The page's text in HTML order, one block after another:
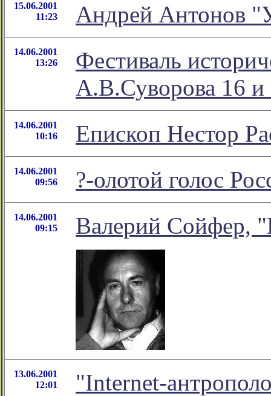
15.06.2001
11:23
Андрей Антонов
14.06.2001
13:26
Фестиваль
А.В.Суворова 16 и
14.06.2001
10:16
Епископ Нестор
14.06.2001
09:56
?-олотой голос
14.06.2001
09:15
Валерий Сойфер,
13.06.2001
12:01
"Internet-